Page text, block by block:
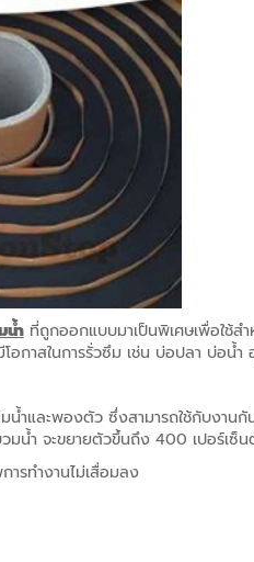
น้ำที่ถูกออกแบบมาเป็นพิเศษเพื่อใช้ส
าสในการรั่วซึม เช่น บ่อปลา บ่อน้ำ
ำและพองตัว ซึ่งสามารถใช้กับงานกั
น้ำ จะขยายตัวขึ้นถึง 400 เปอร์เซ็น
ารทำงานไม่เสื่อมลง